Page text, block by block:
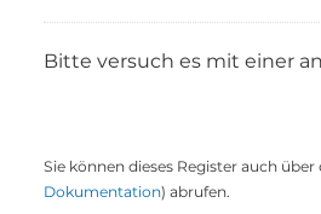
Bitte versuch es mit einer
Sie können dieses Register auch über
Dokumentation) abrufen.